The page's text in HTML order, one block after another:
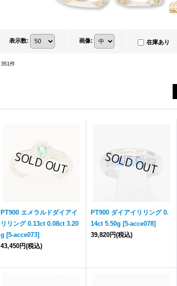
表示数: 画像: 在庫あり
351件
PT900 エメラルドダイアイ
リリング 0.13ct 0.08ct 3.20
g [5-acce073]
43,450円(税込)
PT900 ダイアイリリング 0.
14ct 5.50g [5-acce078]
39,820円(税込)